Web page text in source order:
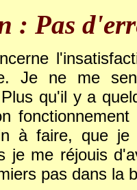
: Pas
Je ne me
qu'il y a
à faire, que je
je me réjouis
pas dans la